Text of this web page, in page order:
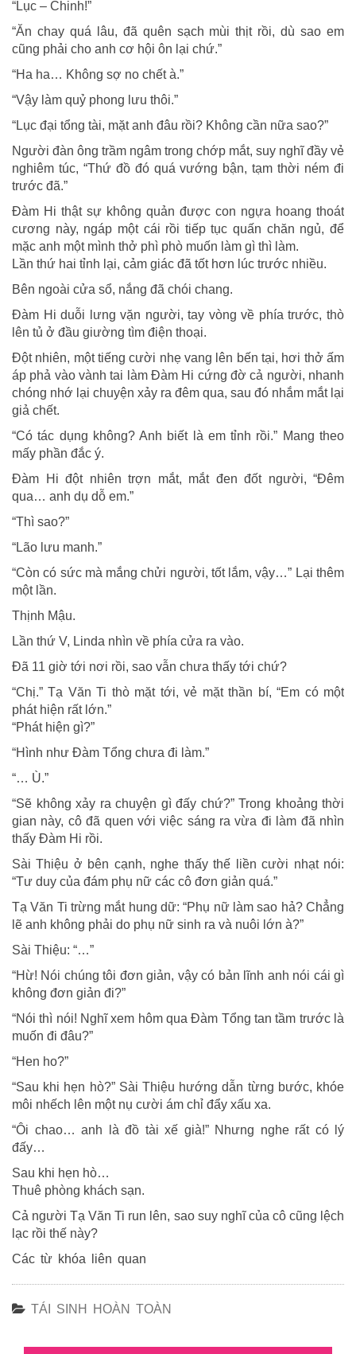
“Lục – Chinh!”
“Ăn chay quá lâu, đã quên sạch mùi thịt rồi, dù sao em
cũng phải cho anh cơ hội ôn lại chứ.”
“Ha ha… Không sợ no chết à.”
“Vậy làm quỷ phong lưu thôi.”
“Lục đại tổng tài, mặt anh đâu rồi? Không cần nữa sao?”
Người đàn ông trầm ngâm trong chớp mắt, suy nghĩ đầy vẻ
nghiêm túc, “Thứ đồ đó quá vướng bận, tạm thời ném đi
trước đã.”
Đàm Hi thật sự không quản được con ngựa hoang thoát
cương này, ngáp một cái rồi tiếp tục quấn chăn ngủ, để
mặc anh một mình thở phì phò muốn làm gì thì làm.
Lần thứ hai tỉnh lại, cảm giác đã tốt hơn lúc trước nhiều.
Bên ngoài cửa sổ, nắng đã chói chang.
Đàm Hi duỗi lưng vặn người, tay vòng về phía trước, thò
lên tủ ở đầu giường tìm điện thoại.
Đột nhiên, một tiếng cười nhẹ vang lên bến tại, hơi thở ấm
áp phả vào vành tai làm Đàm Hi cứng đờ cả người, nhanh
chóng nhớ lại chuyện xảy ra đêm qua, sau đó nhắm mắt lại
giả chết.
“Có tác dụng không? Anh biết là em tỉnh rồi.” Mang theo
mấy phần đắc ý.
Đàm Hi đột nhiên trợn mắt, mắt đen đốt người, “Đêm
qua… anh dụ dỗ em.”
“Thì sao?”
“Lão lưu manh.”
“Còn có sức mà mắng chửi người, tốt lắm, vậy…” Lại thêm
một lần.
Thịnh Mậu.
Lần thứ V, Linda nhìn về phía cửa ra vào.
Đã 11 giờ tới nơi rồi, sao vẫn chưa thấy tới chứ?
“Chị.” Tạ Văn Ti thò mặt tới, vẻ mặt thần bí, “Em có một
phát hiện rất lớn.”
“Phát hiện gì?”
“Hình như Đàm Tổng chưa đi làm.”
“… Ù.”
“Sẽ không xảy ra chuyện gì đấy chứ?” Trong khoảng thời
gian này, cô đã quen với việc sáng ra vừa đi làm đã nhìn
thấy Đàm Hi rồi.
Sài Thiệu ở bên cạnh, nghe thấy thế liền cười nhạt nói:
“Tư duy của đám phụ nữ các cô đơn giản quá.”
Tạ Văn Ti trừng mắt hung dữ: “Phụ nữ làm sao hả? Chẳng
lẽ anh không phải do phụ nữ sinh ra và nuôi lớn à?”
Sài Thiệu: “…”
“Hừ! Nói chúng tôi đơn giản, vậy có bản lĩnh anh nói cái gì
không đơn giản đi?”
“Nói thì nói! Nghĩ xem hôm qua Đàm Tổng tan tầm trước là
muốn đi đâu?”
“Hen ho?”
“Sau khi hẹn hò?” Sài Thiệu hướng dẫn từng bước, khóe
môi nhếch lên một nụ cười ám chỉ đẩy xấu xa.
“Ôi chao… anh là đồ tài xế già!” Nhưng nghe rất có lý
đấy…
Sau khi hẹn hò…
Thuê phòng khách sạn.
Cả người Tạ Văn Ti run lên, sao suy nghĩ của cô cũng lệch
lạc rồi thế này?
Các từ khóa liên quan
TÁI SINH HOÀN TOÀN